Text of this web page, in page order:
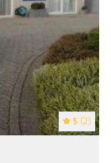
5 (2)